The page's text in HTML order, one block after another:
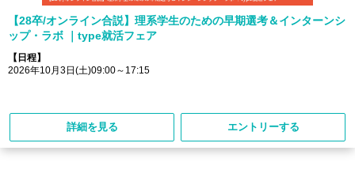
【28卒/オンライン合説】理系学生のための早期選考＆インターンシ
ップ・ラボ ｜type就活フェア
【日程】
2026年10月3日(土)09:00～17:15
詳細を見る エントリーする